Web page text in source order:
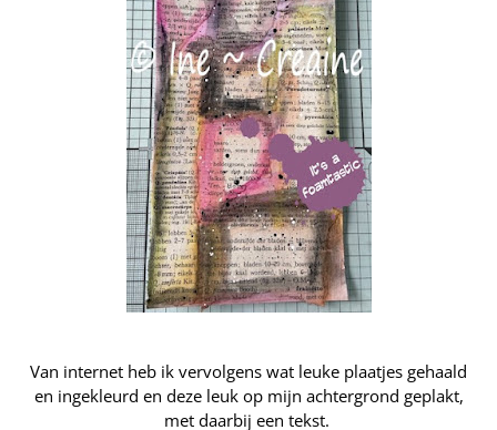
Van internet heb ik vervolgens wat leuke plaatjes gehaald
en ingekleurd en deze leuk op mijn achtergrond geplakt,
met daarbij een tekst.